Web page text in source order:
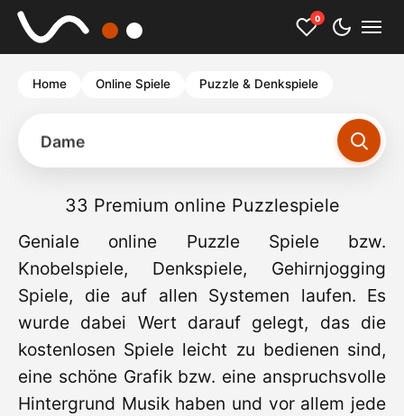
0
Home Online Spiele Puzzle & Denkspiele
Dame
33 Premium online Puzzlespiele
Geniale online Puzzle Spiele bzw.
Knobelspiele, Denkspiele, Gehirnjogging
Spiele, die auf allen Systemen laufen. Es
wurde dabei Wert darauf gelegt, das die
kostenlosen Spiele leicht zu bedienen sind,
eine schöne Grafik bzw. eine anspruchsvolle
Hintergrund Musik haben und vor allem jede